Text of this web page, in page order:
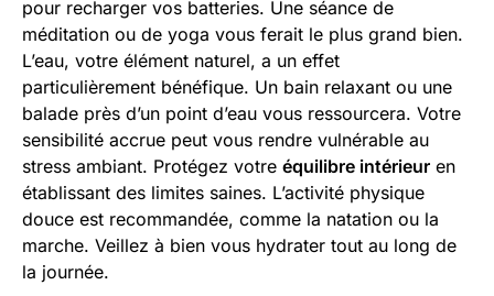
pour recharger vos batteries. Une séance de
méditation ou de yoga vous ferait le plus grand bien.
L’eau, votre élément naturel, a un effet
particulièrement bénéfique. Un bain relaxant ou une
balade près d’un point d’eau vous ressourcera. Votre
sensibilité accrue peut vous rendre vulnérable au
stress ambiant. Protégez votre équilibre intérieur en
établissant des limites saines. L’activité physique
douce est recommandée, comme la natation ou la
marche. Veillez à bien vous hydrater tout au long de
la journée.